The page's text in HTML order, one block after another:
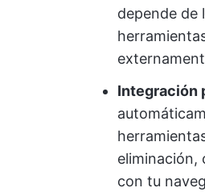
depende de
Integración
eliminación,
con tu